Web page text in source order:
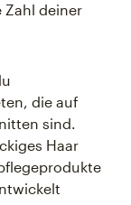
Zahl deiner
die auf
sind.
Haar